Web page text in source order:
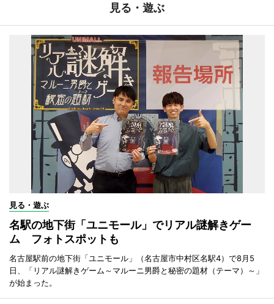
見る・遊ぶ
見る・遊ぶ
名駅の地下街「ユニモール」でリアル謎解きゲー
ム フォトスポットも
名古屋駅前の地下街「ユニモール」（名古屋市中村区名駅4）で8月5
日、「リアル謎解きゲーム～マルーニ男爵と秘密の題材（テーマ）～」
が始まった。